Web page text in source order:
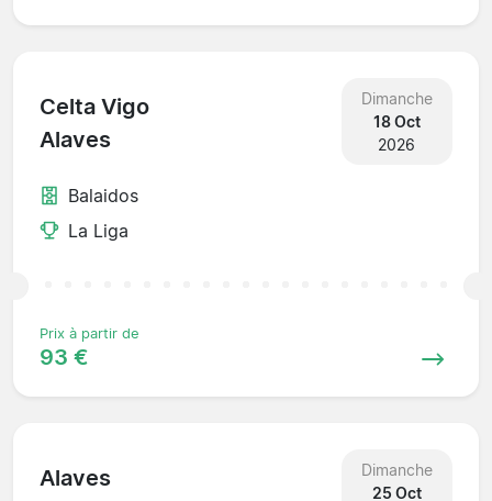
Celta Vigo
Alaves
Dimanche
18 Oct
2026
Balaidos
La Liga
Prix à partir de
93 €
Alaves
Dimanche
25 Oct